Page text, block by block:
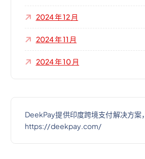
2024 年 12 月
2024 年 11 月
2024 年 10 月
DeekPay提供印度跨境支付解决方案，
https://deekpay.com/